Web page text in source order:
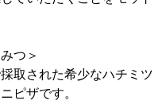
つ＞
取された希少なハチミツ
ピザです。